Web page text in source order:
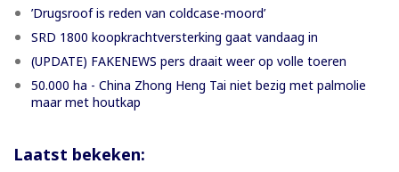
’Drugsroof is reden van coldcase-moord’
SRD 1800 koopkrachtversterking gaat vandaag in
(UPDATE) FAKENEWS pers draait weer op volle toeren
50.000 ha - China Zhong Heng Tai niet bezig met palmolie
maar met houtkap
Laatst bekeken: